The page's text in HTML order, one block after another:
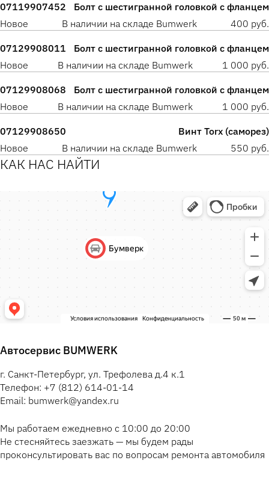
07119907452
Болт с шестигранной головкой с фланцем
Новое
В наличии на складе Bumwerk 400 руб.
07129908011
Болт с шестигранной головкой с фланцем
Новое
В наличии на складе Bumwerk 1 000 руб.
07129908068
Болт с шестигранной головкой с фланцем
Новое
В наличии на складе Bumwerk 1 000 руб.
07129908650
Винт Torx (саморез)
Новое
В наличии на складе Bumwerk 550 руб.
КАК НАС НАЙТИ
Автосервис BUMWERK
г. Санкт-Петербург, ул. Трефолева д.4 к.1
Телефон: +7 (812) 614-01-14
Email: bumwerk@yandex.ru
Мы работаем ежедневно с 10:00 до 20:00
Не стесняйтесь заезжать — мы будем рады
проконсультировать вас по вопросам ремонта автомобиля